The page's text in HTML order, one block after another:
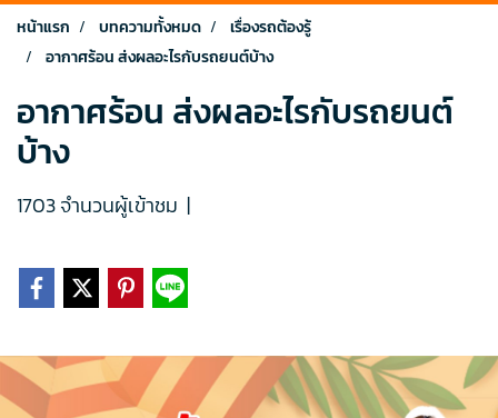
หน้าแรก บทความทั้งหมด
เรื่องรถต้องรู้
อากาศร้อน ส่งผลอะไรกับรถยนต์บ้าง
อากาศร้อน ส่งผลอะไรกับรถยนต์
บ้าง
1703 จำนวนผู้เข้าชม |